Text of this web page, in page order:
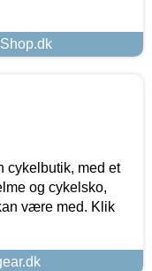
cykelbutik, med et
og cykelsko,
være med. Klik